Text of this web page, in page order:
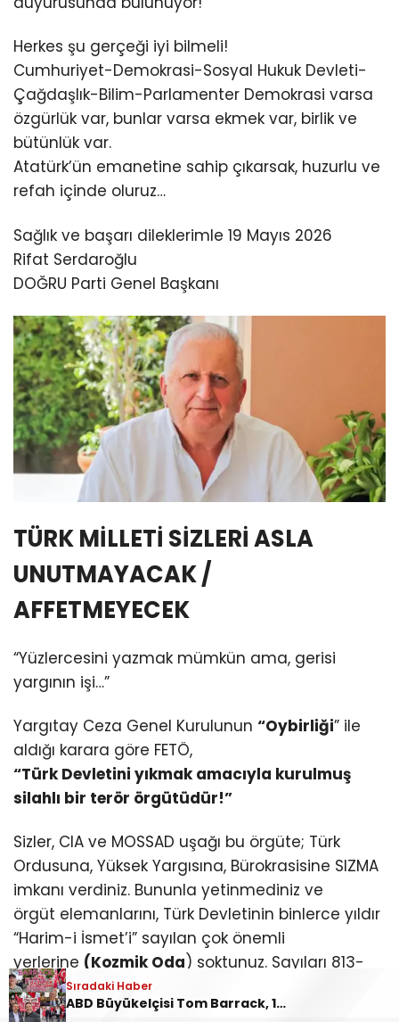
Herkes şu gerçeği iyi bilmeli!
Cumhuriyet-Demokrasi-Sosyal Hukuk Devleti-
Çağdaşlık-Bilim-Parlamenter Demokrasi varsa
özgürlük var, bunlar varsa ekmek var, birlik ve
bütünlük var.
Atatürk’ün emanetine sahip çıkarsak, huzurlu ve
refah içinde oluruz…
Sağlık ve başarı dileklerimle 19 Mayıs 2026
Rifat Serdaroğlu
DOĞRU Parti Genel Başkanı
TÜRK MİLLETİ SİZLERİ ASLA
UNUTMAYACAK /
AFFETMEYECEK
“Yüzlercesini yazmak mümkün ama, gerisi
yargının işi…”
Yargıtay Ceza Genel Kurulunun “Oybirliği” ile
aldığı karara göre FETÖ,
“Türk Devletini yıkmak amacıyla kurulmuş
silahlı bir terör örgütüdür!”
Sizler, CIA ve MOSSAD uşağı bu örgüte; Türk
Ordusuna, Yüksek Yargısına, Bürokrasisine SIZMA
imkanı verdiniz. Bununla yetinmediniz ve
örgüt elemanlarını, Türk Devletinin binlerce yıldır
“Harim-i İsmet’i” sayılan çok önemli
yerlerine (Kozmik Oda) soktunuz. Sayıları 813-
848 arasındaki istihbarat elemanlarımızın
öldürülmelerine sebep oldunuz. Türk Devletinin
Sıradaki Haber
ABD Büyükelçisi Tom Barrack, 19 Mayıs’ta Ankara’da protesto edildi: “Barrack evine dön!”